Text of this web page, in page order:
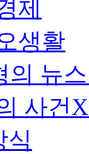
제
생활
의 뉴
사건
식